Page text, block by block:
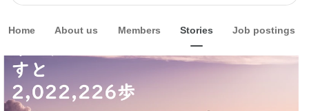
Home About us Members Stories Job postings